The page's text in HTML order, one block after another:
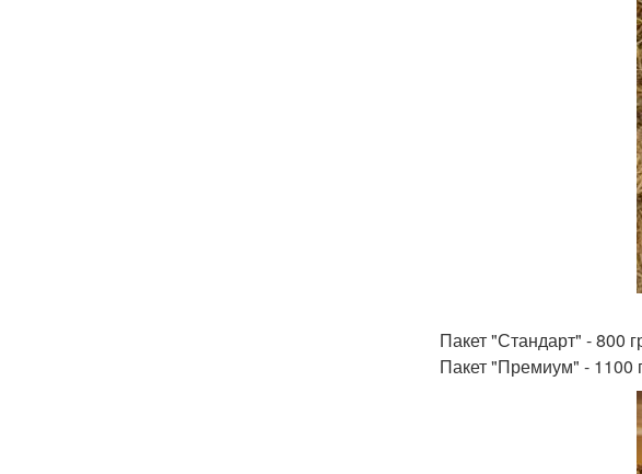
Пакет "Стандарт" - 800
Пакет "Премиум" - 1100